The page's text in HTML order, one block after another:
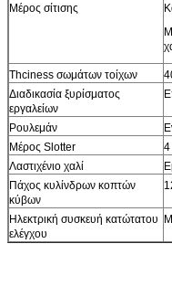
Μέρος σίτισης
Thciness σωμάτων τοίχων
Διαδικασία ξυρίσματος
εργαλείων
Ρουλεμάν
Μέρος Slotter
4
Λαστιχένιο χαλί
Πάχος κυλίνδρων κοπτών
κύβων
Ηλεκτρική συσκευή κατώτατου
ελέγχου